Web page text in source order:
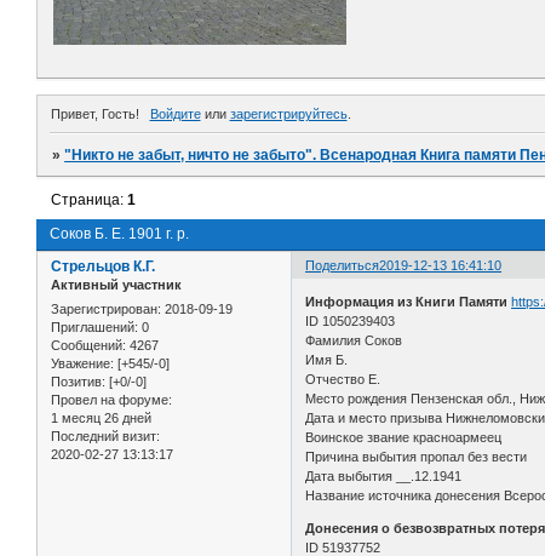
Привет, Гость! Войдитеили зарегистрируйтесь.
»"Никто не забыт, ничто не забыто". Всенародная Книга памяти
Соков Б. Е. 1901 г. р.
Страница:1
Поделиться2019-12-13 16:41:10
Стрельцов К.Г.
Активный участник
Зарегистрирован: 2018-09-19
Приглашений: 0
Сообщений: 4267
Уважение: [+545/-0]
Позитив: [+0/-0]
Провел на форуме:
1 месяц 26 дней
Последний визит:
2020-02-27 13:13:17
Информация из Книги Памяти
ID 1050239403
Фамилия Соков
Имя Б.
Отчество Е.
Место рождения Пензенская обл.,
Дата и место призыва
Воинское звание красноармеец
Причина выбытия пропал без вести
Дата выбытия __.12.1941
Название источника донесения
Донесения о безвозвратных
ID 51937752